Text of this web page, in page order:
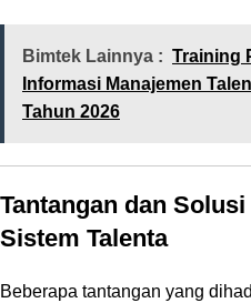
Bimtek Lainnya : Training
Informasi Manajemen
Tahun 2026
Tantangan dan
Sistem Talenta
Beberapa tantangan yang